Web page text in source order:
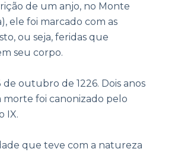
de um anjo, no Monte
ele foi marcado com as
ou seja, feridas que
seu corpo.
outubro de 1226. Dois anos
morte foi canonizado pelo
IX.
que teve com a natureza